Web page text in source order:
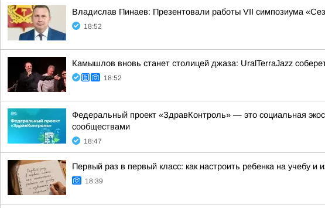
Владислав Пинаев: Презентовали работы VII симпозиума
18:52
Камышлов вновь станет столицей джаза: UralTerraJazz
18:52
Федеральный проект «ЗдравКонтроль» — это социальная
сообществами
18:47
Первый раз в первый класс: как настроить ребенка на учебу и
18:39